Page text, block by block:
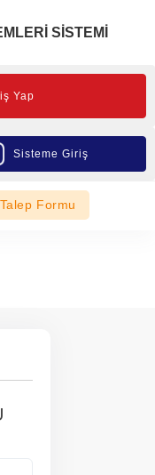
SİSTEMİ
Yap
Sisteme Giriş
Formu